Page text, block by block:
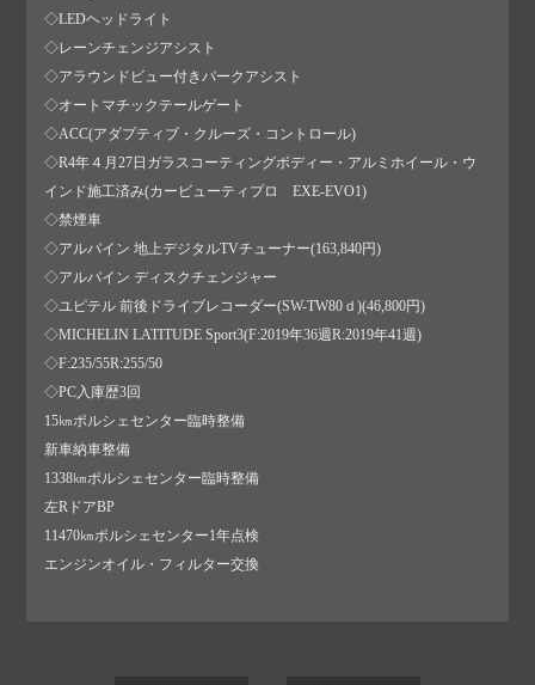
◇LEDヘッドライト
◇レーンチェンジアシスト
◇アラウンドビュー付きパークアシスト
◇オートマチックテールゲート
◇ACC(アダプティブ・クルーズ・コントロール)
◇R4年４月27日ガラスコーティングボディー・アルミホイール・ウ
インド施工済み(カービューティプロ EXE-EVO1)
◇禁煙車
◇アルパイン 地上デジタルTVチューナー(163,840円)
◇アルパイン ディスクチェンジャー
◇ユピテル 前後ドライブレコーダー(SW-TW80ｄ)(46,800円)
◇MICHELIN LATITUDE Sport3(F:2019年36週R:2019年41週)
◇F:235/55R:255/50
◇PC入庫歴3回
15㎞ポルシェセンター臨時整備
新車納車整備
1338㎞ポルシェセンター臨時整備
左RドアBP
11470㎞ポルシェセンター1年点検
エンジンオイル・フィルター交換